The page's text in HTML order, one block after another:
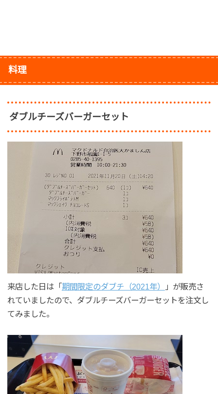
料理
ダブルチーズバーガーセット
来店した日は「期間限定のダブチ（2021年）
」が販売さ
れていましたので、ダブルチーズバーガーセットを注文し
てみました。